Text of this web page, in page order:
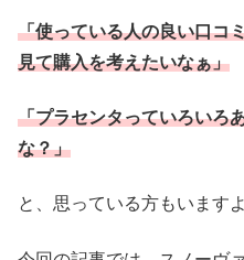
「使っている人の良い口コ
見て購入を考えたいなぁ」
「プラセンタっていろいろ
な？」
と、思っている方もいます